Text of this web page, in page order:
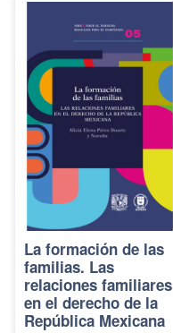
La formación de las
familias. Las
relaciones familiares
en el derecho de la
República Mexicana